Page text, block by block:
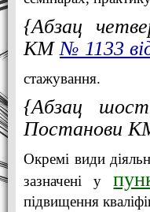
{Абзац
КМ№ 1133
стажування.
{Абзац
Постанови
Окремі види
зазначені у
підвищення